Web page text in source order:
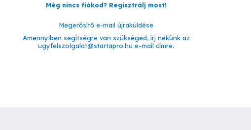
Még nincs fiókod? Regisztrálj most!
Megerősítő e-mail újraküldése
Amennyiben segítségre van szükséged, írj nekünk az
ugyfelszolgalat@startapro.hu e-mail címre.